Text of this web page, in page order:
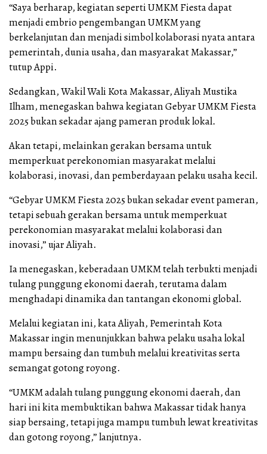
“Saya berharap, kegiatan seperti UMKM Fiesta dapat
menjadi embrio pengembangan UMKM yang
berkelanjutan dan menjadi simbol kolaborasi nyata antara
pemerintah, dunia usaha, dan masyarakat Makassar,”
tutup Appi.
Sedangkan, Wakil Wali Kota Makassar, Aliyah Mustika
Ilham, menegaskan bahwa kegiatan Gebyar UMKM Fiesta
2025 bukan sekadar ajang pameran produk lokal.
Akan tetapi, melainkan gerakan bersama untuk
memperkuat perekonomian masyarakat melalui
kolaborasi, inovasi, dan pemberdayaan pelaku usaha kecil.
“Gebyar UMKM Fiesta 2025 bukan sekadar event pameran,
tetapi sebuah gerakan bersama untuk memperkuat
perekonomian masyarakat melalui kolaborasi dan
inovasi,” ujar Aliyah.
Ia menegaskan, keberadaan UMKM telah terbukti menjadi
tulang punggung ekonomi daerah, terutama dalam
menghadapi dinamika dan tantangan ekonomi global.
Melalui kegiatan ini, kata Aliyah, Pemerintah Kota
Makassar ingin menunjukkan bahwa pelaku usaha lokal
mampu bersaing dan tumbuh melalui kreativitas serta
semangat gotong royong.
“UMKM adalah tulang punggung ekonomi daerah, dan
hari ini kita membuktikan bahwa Makassar tidak hanya
siap bersaing, tetapi juga mampu tumbuh lewat kreativitas
dan gotong royong,” lanjutnya.